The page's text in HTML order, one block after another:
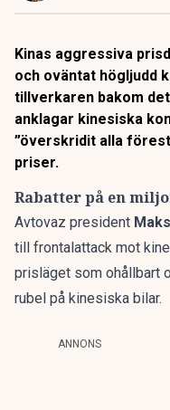
Kinas aggressiva
och oväntat högljudd
tillverkaren bakom
anklagar kinesiska
”överskridit alla
priser.
Rabatter på en
Avtovaz president
till frontalattack mot
prisläget som ohållbart
rubel på kinesiska bilar.
ANNONS